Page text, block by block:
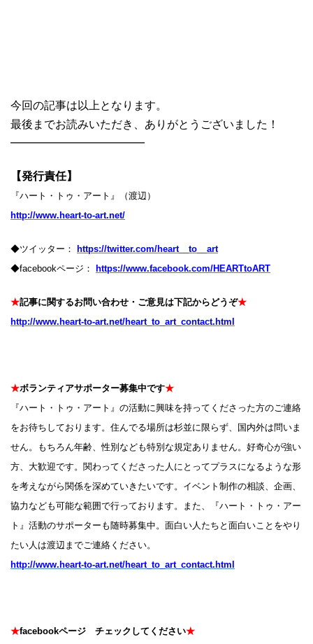
今回の記事は以上となります。
最後までお読みいただき、ありがとうございました！
━━━━━━━━━━━━
【発行責任】
『ハート・トゥ・アート』（渡辺）
http://www.heart-to-art.net/
◆ツイッター： https://twitter.com/heart__to__art
◆facebookページ： https://www.facebook.com/HEARTtoART
★記事に関するお問い合わせ・ご意見は下記からどうぞ★
http://www.heart-to-art.net/heart_to_art_contact.html
★ボランティアサポーター募集中です★
『ハート・トゥ・アート』の活動に興味を持ってくださった方のご連絡
をお待ちしております。住んでる場所は杉並に限らず、国内外は問いま
せん。もちろん年齢、性別なども特別な規定ありません。好奇心が強い
方、大歓迎です。関わってくださった人にとってプラスになるような形
を考えながら関係を深めていきたいです。イベント制作の相談、企画、
協力なども可能な範囲で行っております。また、『ハート・トゥ・アー
ト』活動のサポーターも随時募集中。面白い人たちと面白いことをやり
たい人は渡辺までご連絡ください。
http://www.heart-to-art.net/heart_to_art_contact.html
★facebookページ チェックしてください★